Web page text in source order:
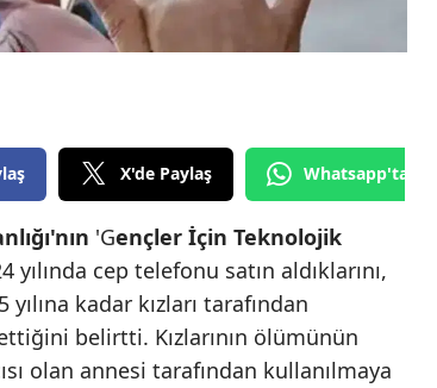
X'de Paylaş Whatsapp'tan
'Gençler İçin Teknolojik
yılında cep telefonu satın aldıklarını,
kadar kızları tarafından
belirtti. Kızlarının ölümünün
olan annesi tarafından kullanılmaya